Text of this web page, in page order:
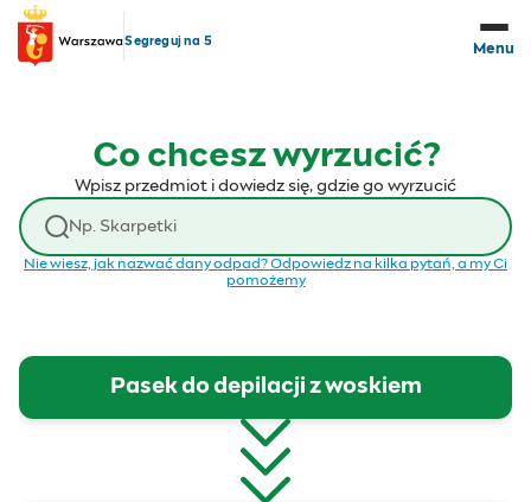
Przejdź do treści
Segreguj na 5
Menu
Co chcesz wyrzucić?
Wpisz przedmiot i dowiedz się, gdzie go wyrzucić
Wyszukaj odpad
Nie wiesz, jak nazwać dany odpad? Odpowiedz na kilka pytań, a my Ci
pomożemy
Pasek do depilacji z woskiem